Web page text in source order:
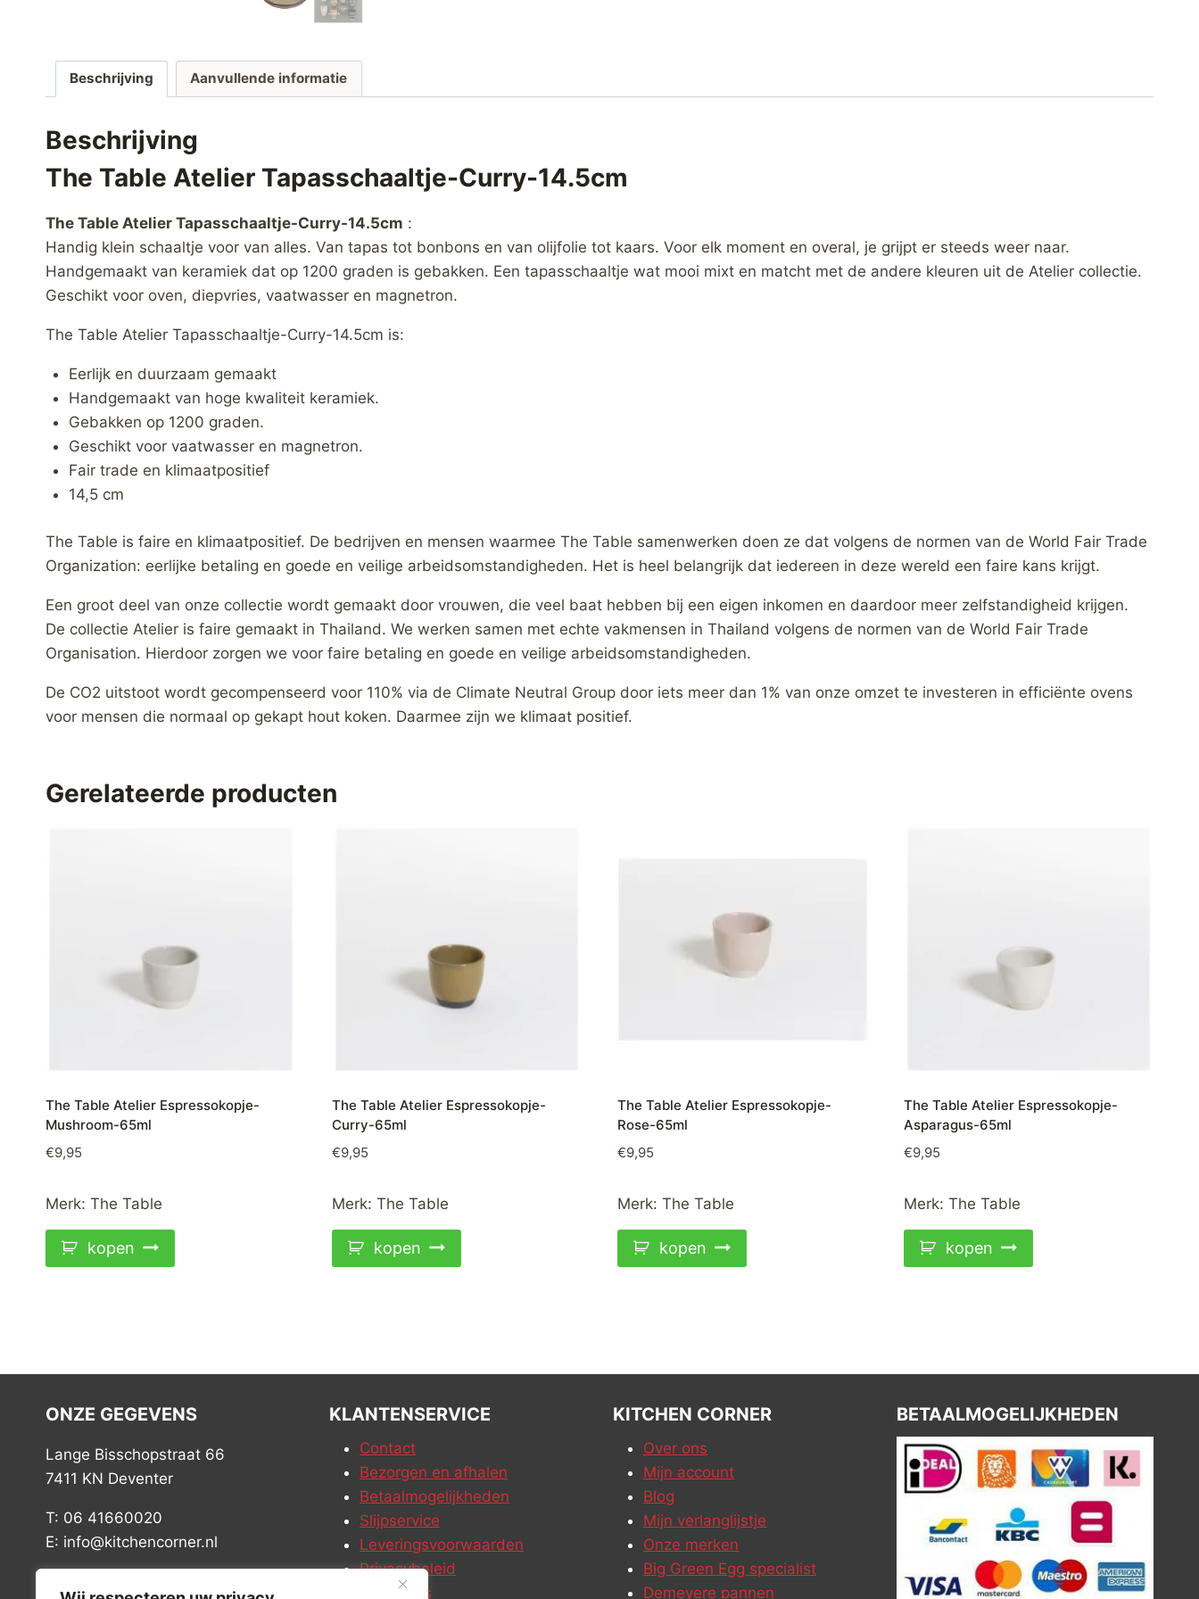
Beschrijving Aanvullende informatie
Beschrijving
The Table Atelier Tapasschaaltje-Curry-14.5cm
The Table Atelier Tapasschaaltje-Curry-14.5cm :
Handig klein schaaltje voor van alles. Van tapas tot bonbons en van olijfolie tot kaars. Voor elk moment en overal, je grijpt er steeds weer naar.
Handgemaakt van keramiek dat op 1200 graden is gebakken. Een tapasschaaltje wat mooi mixt en matcht met de andere kleuren uit de Atelier collectie.
Geschikt voor oven, diepvries, vaatwasser en magnetron.
The Table Atelier Tapasschaaltje-Curry-14.5cm is:
Eerlijk en duurzaam gemaakt
Handgemaakt van hoge kwaliteit keramiek.
Gebakken op 1200 graden.
Geschikt voor vaatwasser en magnetron.
Fair trade en klimaatpositief
14,5 cm
The Table is faire en klimaatpositief. De bedrijven en mensen waarmee The Table samenwerken doen ze dat volgens de normen van de World Fair Trade
Organization: eerlijke betaling en goede en veilige arbeidsomstandigheden. Het is heel belangrijk dat iedereen in deze wereld een faire kans krijgt.
Een groot deel van onze collectie wordt gemaakt door vrouwen, die veel baat hebben bij een eigen inkomen en daardoor meer zelfstandigheid krijgen.
De collectie Atelier is faire gemaakt in Thailand. We werken samen met echte vakmensen in Thailand volgens de normen van de World Fair Trade
Organisation. Hierdoor zorgen we voor faire betaling en goede en veilige arbeidsomstandigheden.
De CO2 uitstoot wordt gecompenseerd voor 110% via de Climate Neutral Group door iets meer dan 1% van onze omzet te investeren in efficiënte ovens
voor mensen die normaal op gekapt hout koken. Daarmee zijn we klimaat positief.
Gerelateerde producten
The Table Atelier Espressokopje-
Mushroom-65ml
€9,95
Merk: The Table
kopen
The Table Atelier Espressokopje-
Curry-65ml
€9,95
Merk: The Table
kopen
The Table Atelier Espressokopje-
Rose-65ml
€9,95
Merk: The Table
kopen
The Table Atelier Espressokopje-
Asparagus-65ml
€9,95
Merk: The Table
kopen
ONZE GEGEVENS
Lange Bisschopstraat 66
7411 KN Deventer
T: 06 41660020
E: info@kitchencorner.nl
KLANTENSERVICE
Contact
Bezorgen en afhalen
Betaalmogelijkheden
Slijpservice
Leveringsvoorwaarden
Privacybeleid
Vacatures
KITCHEN CORNER
Over ons
Mijn account
Blog
Mijn verlanglijstje
Onze merken
Big Green Egg specialist
Demeyere pannen
BETAALMOGELIJKHEDEN